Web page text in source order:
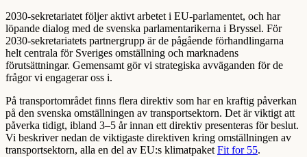
2030-sekretariatet följer aktivt arbetet i EU-parlamentet, och har
löpande dialog med de svenska parlamentarikerna i Bryssel. För
2030-sekretariatets partnergrupp är de pågående förhandlingarna
helt centrala för Sveriges omställning och marknadens
förutsättningar. Gemensamt gör vi strategiska avväganden för de
frågor vi engagerar oss i.
På transportområdet finns flera direktiv som har en kraftig påverkan
på den svenska omställningen av transportsektorn. Det är viktigt att
påverka tidigt, ibland 3–5 år innan ett direktiv presenteras för beslut.
Vi beskriver nedan de viktigaste direktiven kring omställningen av
transportsektorn, alla en del av EU:s klimatpaket Fit for 55.